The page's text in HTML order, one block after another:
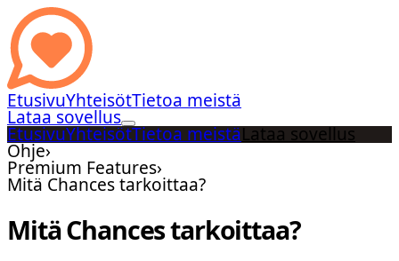
EtusivuYhteisötTietoa meistä
Lataa sovellus
EtusivuYhteisötTietoa meistäLataa sovellus
Ohje›
Premium Features›
Mitä Chances tarkoittaa?
Mitä Chances tarkoittaa?